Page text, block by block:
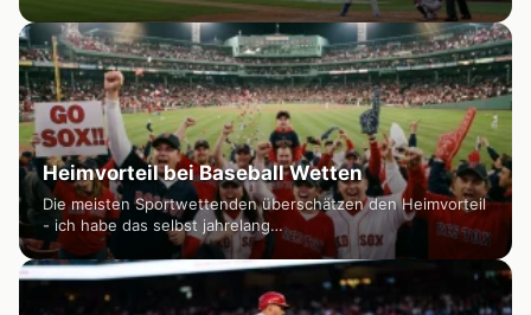
Heimvorteil bei Baseball Wetten
Die meisten Sportwettenden überschätzen den Heimvorteil
- ich habe das selbst jahrelang…